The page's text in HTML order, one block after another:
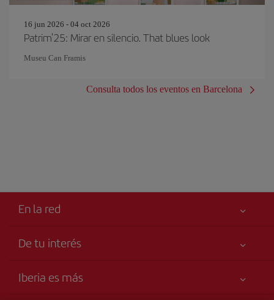
16 jun 2026 - 04 oct 2026
Patrim'25: Mirar en silencio. That blues look
Museu Can Framis
Consulta todos los eventos en Barcelona
En la red
De tu interés
Accesibilidad
Iberia es más